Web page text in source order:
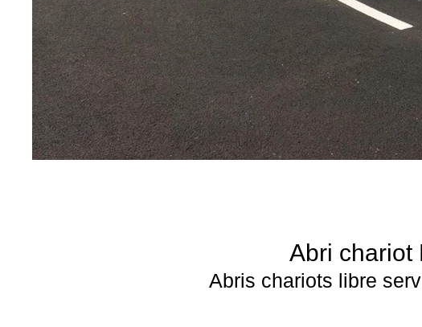
Abri chariot
Abris chariots libre